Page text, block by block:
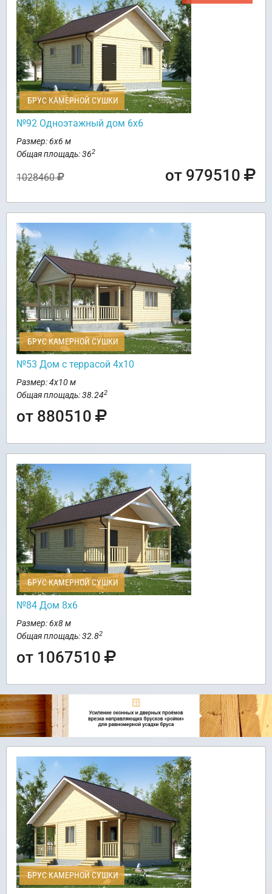
БРУС КАМЕРНОЙ СУШКИ
№92 Одноэтажный дом 6х6
Размер: 6х6 м
Общая площадь: 362
1028460 от 979510
БРУС КАМЕРНОЙ СУШКИ
№53 Дом с террасой 4х10
Размер: 4х10 м
Общая площадь: 38.242
от 880510
БРУС КАМЕРНОЙ СУШКИ
№84 Дом 8х6
Размер: 6х8 м
Общая площадь: 32.82
от 1067510
БРУС КАМЕРНОЙ СУШКИ